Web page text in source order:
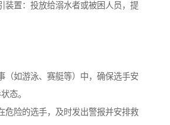
装置：投放给溺水者或被困人员，提
（如游泳、赛艇等）中，确保选手安
态。
危险的选手，及时发出警报并安排救